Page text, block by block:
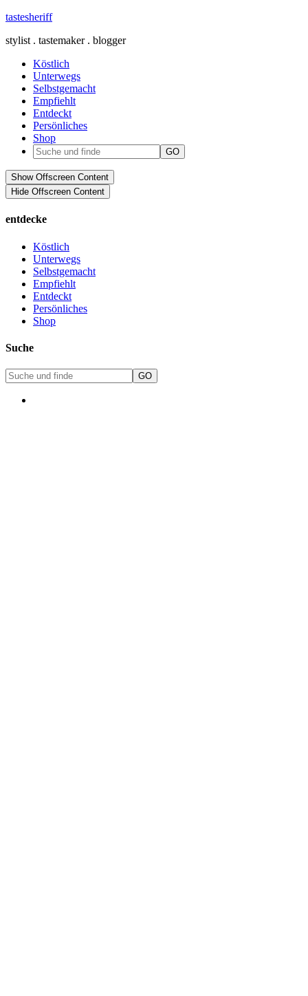
tastesheriff
stylist . tastemaker . blogger
Köstlich
Unterwegs
Selbstgemacht
Empfiehlt
Entdeckt
Persönliches
Shop
Show Offscreen Content
Hide Offscreen Content
entdecke
Köstlich
Unterwegs
Selbstgemacht
Empfiehlt
Entdeckt
Persönliches
Shop
Suche